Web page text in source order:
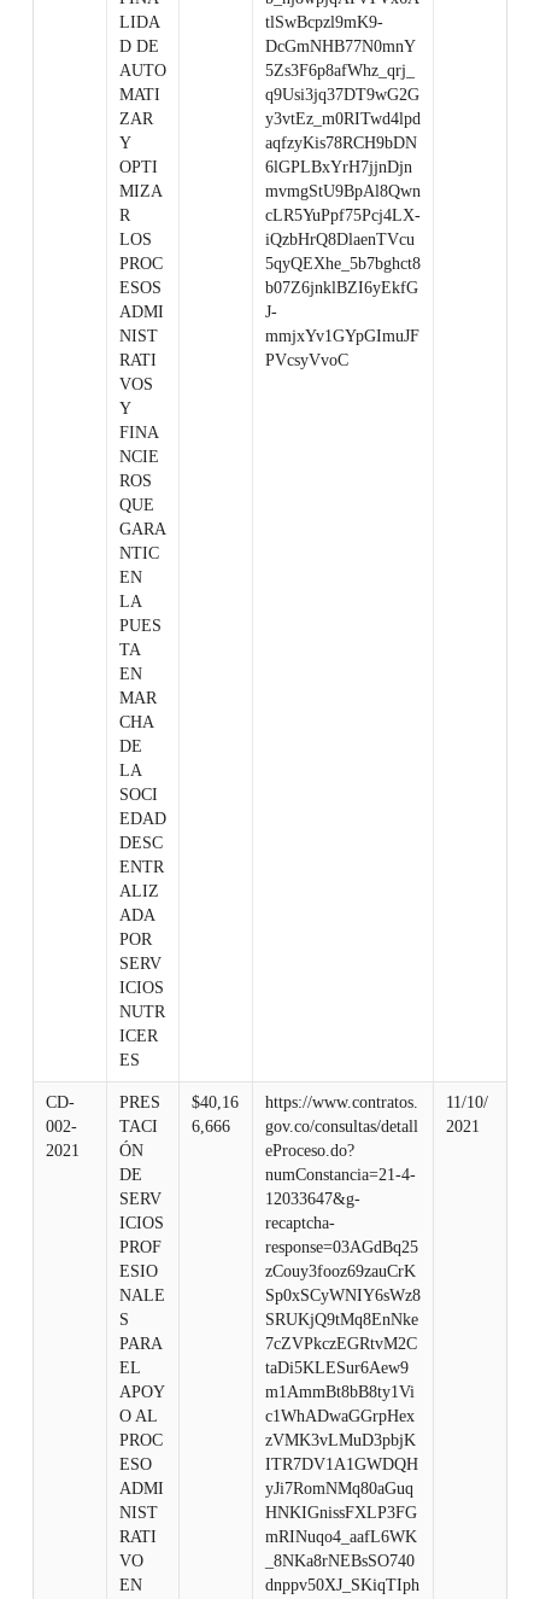
LIDA
D DE
AUTO
MATI
ZAR
Y
OPTI
MIZA
R
LOS
PROC
ESOS
ADMI
NIST
RATI
VOS
Y
FINA
NCIE
ROS
QUE
GARA
NTIC
EN
LA
PUES
TA
EN
MAR
CHA
DE
LA
SOCI
EDAD
DESC
ENTR
ALIZ
ADA
POR
SERV
ICIOS
NUTR
ICER
ES
tlSwBcpzl9mK9-
DcGmNHB77N0mnY
5Zs3F6p8afWhz_qrj_
q9Usi3jq37DT9wG2G
y3vtEz_m0RITwd4lpd
aqfzyKis78RCH9bDN
6lGPLBxYrH7jjnDjn
mvmgStU9BpAl8Qwn
cLR5YuPpf75Pcj4LX-
iQzbHrQ8DlaenTVcu
5qyQEXhe_5b7bghct8
b07Z6jnklBZI6yEkfG
J-
mmjxYv1GYpGImuJF
PVcsyVvoC
CD-
002-
2021
PRES
TACI
ÓN
DE
SERV
ICIOS
PROF
ESIO
NALE
S
PARA
EL
APOY
O AL
PROC
ESO
ADMI
NIST
RATI
VO
EN
$40,16
6,666
https://www.contratos.
gov.co/consultas/detall
eProceso.do?
numConstancia=21-4-
12033647&g-
recaptcha-
response=03AGdBq25
zCouy3fooz69zauCrK
Sp0xSCyWNIY6sWz8
SRUKjQ9tMq8EnNke
7cZVPkczEGRtvM2C
taDi5KLESur6Aew9
m1AmmBt8bB8ty1Vi
c1WhADwaGGrpHex
zVMK3vLMuD3pbjK
ITR7DV1A1GWDQH
yJi7RomNMq80aGuq
HNKIGnissFXLP3FG
mRINuqo4_aafL6WK
_8NKa8rNEBsSO740
dnppv50XJ_SKiqTIph
11/10/
2021